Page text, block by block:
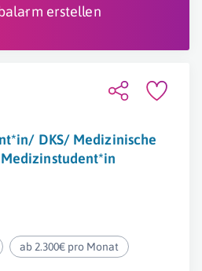
erstellen
DKS/ Medizinische
ab 2.300€ pro Monat